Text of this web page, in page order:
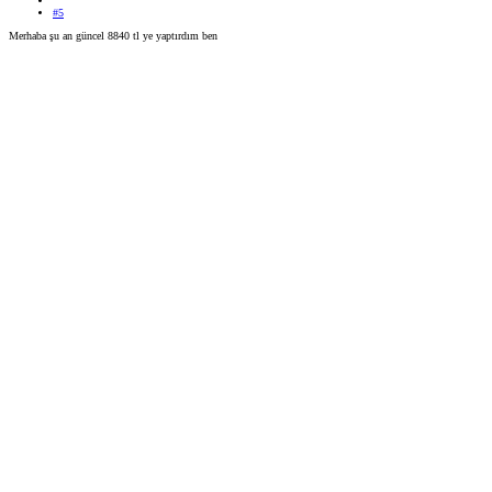
#5
Merhaba şu an güncel 8840 tl ye yaptırdım ben